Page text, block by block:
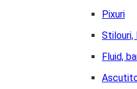
Pixuri
Stilouri,
Fluid,